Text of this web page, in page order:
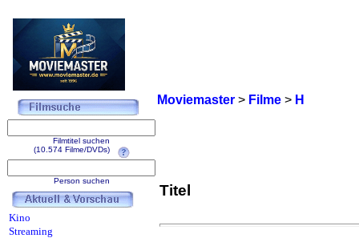
Moviemaster > Filme > H
Titel
Filmtitel suchen
(10.574 Filme/DVDs)
Person suchen
Kino
Streaming